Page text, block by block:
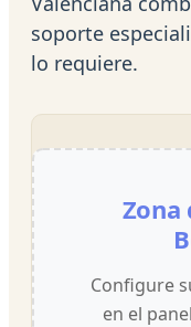
soporte
lo requiere.
Zona
Configure
en el